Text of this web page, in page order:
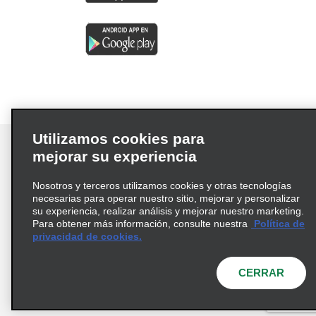
Términos de uso
Política de privacidad
Política de cookies
Información de Salud del Consumidor
© 2026 Enterprise Holdings, Inc. Todos los derechos
Utilizamos cookies para
mejorar su experiencia
Nosotros y terceros utilizamos cookies y otras tecnologías
necesarias para operar nuestro sitio, mejorar y personalizar
su experiencia, realizar análisis y mejorar nuestro marketing.
Para obtener más información, consulte nuestra
Política de
privacidad de cookies.
CERRAR